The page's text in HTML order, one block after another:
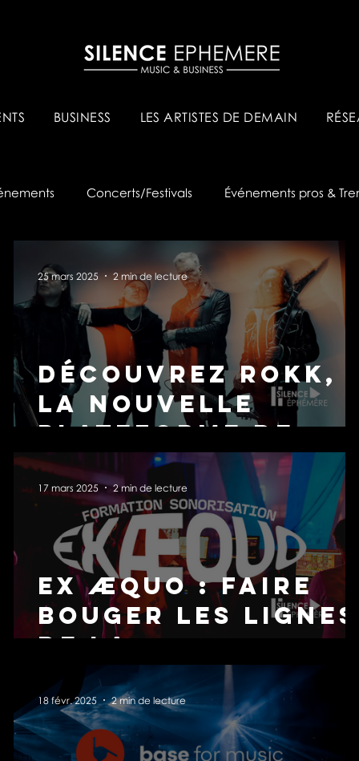
BUSINESS LES ARTISTES DE DEMAIN
Concerts/Festivals Événements pros &
Découvrez ROKK,
la nouvelle
plateforme de
streaming
entièrement
dédiée au rock et
au metal !
25 mars 2025 2 min de lecture
Ex Æquo : Faire
bouger les lignes
de la
sonorisation
17 mars 2025 2 min de lecture
18 févr. 2025 2 min de lecture